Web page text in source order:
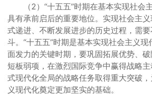
（2）“十五五”时期在基本实现社会
具有承前启后的重要地位。实现社会主
式递进、不断发展进步的历史过程，需
斗。“十五五”时期是基本实现社会主义
面发力的关键时期，要巩固拓展优势、
短板弱项，在激烈国际竞争中赢得战略
式现代化全局的战略任务取得重大突破
义现代化奠定更加坚实的基础。